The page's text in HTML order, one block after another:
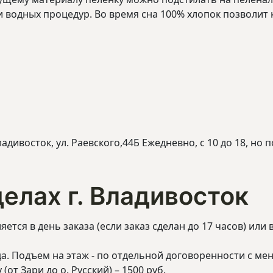
процедур. Во время сна 100% хлопок
ул. Раевского,44Б Ежедневно, с 10 до 18, но
г. Владивосток
в день заказа (если заказ сделан до 17 часов)
Подъем на этаж - по отдельной договоренности с
Зари до о. Русский) – 1500 руб.